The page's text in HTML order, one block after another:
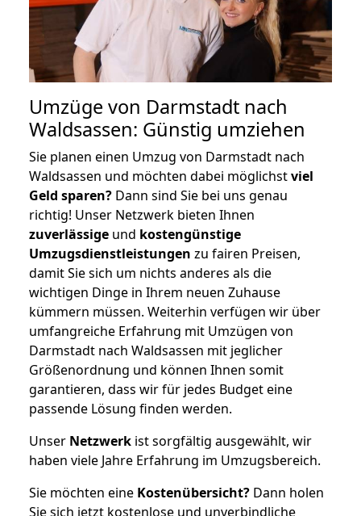
Umzüge von Darmstadt nach
Waldsassen: Günstig umziehen
Sie planen einen Umzug von Darmstadt nach
Waldsassen und möchten dabei möglichstviel
Geld sparen? Dann sind Sie bei uns genau
richtig! Unser Netzwerk bieten Ihnen
zuverlässige und kostengünstige
Umzugsdienstleistungen zu fairen Preisen,
damit Sie sich um nichts anderes als die
wichtigen Dinge in Ihrem neuen Zuhause
kümmern müssen. Weiterhin verfügen wir über
umfangreiche Erfahrung mit Umzügen von
Darmstadt nach Waldsassen mit jeglicher
Größenordnung und können Ihnen somit
garantieren, dass wir für jedes Budget eine
passende Lösung finden werden.
Unser Netzwerk ist sorgfältig ausgewählt, wir
haben viele Jahre Erfahrung im Umzugsbereich.
Sie möchten eine Kostenübersicht? Dann holen
Sie sich jetzt kostenlose und unverbindliche